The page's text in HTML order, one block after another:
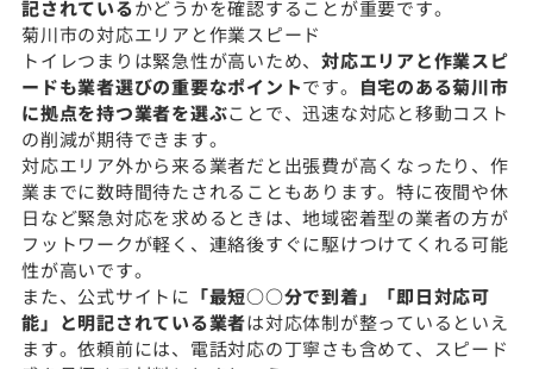
記されているかどうかを確認することが重要です。
菊川市の対応エリアと作業スピード
トイレつまりは緊急性が高いため、 対応エリアと作業スピ
ードも業者選びの重要なポイントです。 自宅のある菊川市
に拠点を持つ業者を選ぶことで、迅速な対応と移動コスト
の削減が期待できます。
対応エリア外から来る業者だと出張費が高くなったり、作
業までに数時間待たされることもあります。特に夜間や休
日など緊急対応を求めるときは、地域密着型の業者の方が
フットワークが軽く、連絡後すぐに駆けつけてくれる可能
性が高いです。
また、公式サイトに 「最短○○分で到着」「即日対応可
能」と明記されている業者は対応体制が整っているといえ
ます。依頼前には、電話対応の丁寧さも含めて、スピード